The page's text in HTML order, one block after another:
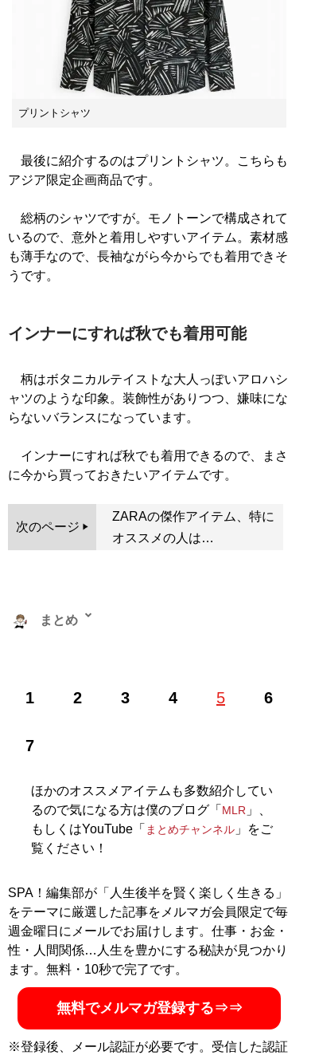
プリントシャツ
最後に紹介するのはプリントシャツ。こちらも
アジア限定企画商品です。
総柄のシャツですが。モノトーンで構成されて
いるので、意外と着用しやすいアイテム。素材感
も薄手なので、長袖ながら今からでも着用できそ
うです。
インナーにすれば秋でも着用可能
柄はボタニカルテイストな大人っぽいアロハシ
ャツのような印象。装飾性がありつつ、嫌味にな
らないバランスになっています。
インナーにすれば秋でも着用できるので、まさ
に今から買っておきたいアイテムです。
次のページ
ZARAの傑作アイテム、特に
オススメの人は…
1 2 3 4 5 6
7
まとめ
ップ、古着、ウェブメディアなどアパレルに関する多彩
でオシャレ初心者にもわかりやすいファッション情報を
配信中！
記事一覧へ
ほかのオススメアイテムも多数紹介してい
るので気になる方は僕のブログ「 MLR 」、
もしくはYouTube「 まとめチャンネル」をご
覧ください！
SPA！編集部が「人生後半を賢く楽しく生きる」
をテーマに厳選した記事をメルマガ会員限定で毎
週金曜日にメールでお届けします。仕事・お金・
性・人間関係…人生を豊かにする秘訣が見つかり
ます。無料・10秒で完了です。
無料でメルマガ登録する⇒⇒
※登録後、メール認証が必要です。受信した認証